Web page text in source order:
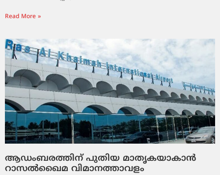
Read More »
ആഡംബരത്തിന് പുതിയ മാതൃകയാകാൻ
റാസൽഖൈമ വിമാനത്താവളം